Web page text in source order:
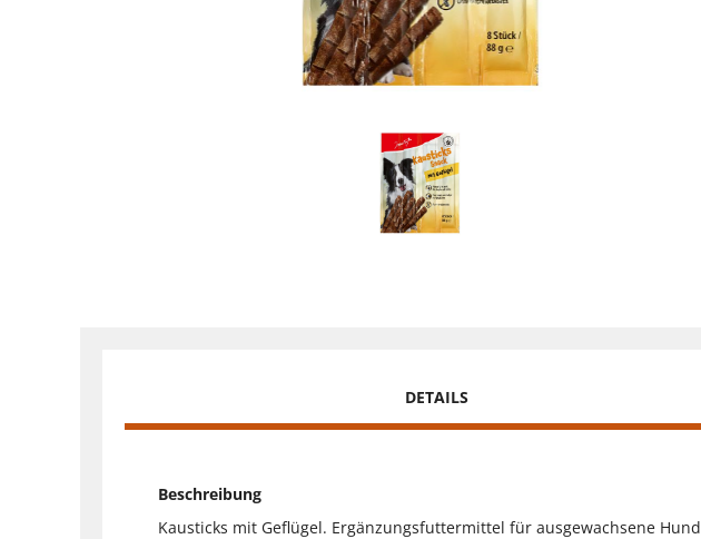
DETAILS
Beschreibung
Kausticks mit Geflügel. Ergänzungsfuttermittel für ausgewachsene